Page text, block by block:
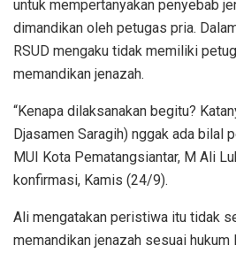
untuk mempertanyakan penyebab
dimandikan oleh petugas pria.
RSUD mengaku tidak memiliki
memandikan jenazah.
“Kenapa dilaksanakan begitu?
Djasamen Saragih) nggak ada bilal
MUI Kota Pematangsiantar, M Ali
konfirmasi, Kamis (24/9).
Ali mengatakan peristiwa itu tidak
memandikan jenazah sesuai